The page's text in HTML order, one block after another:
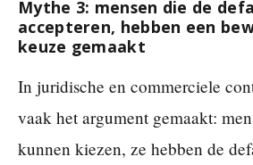
Mythe 3: mensen die de
accepteren, hebben een
keuze gemaakt
In juridische en commerciele
vaak het argument gemaakt:
kunnen kiezen, ze hebben de